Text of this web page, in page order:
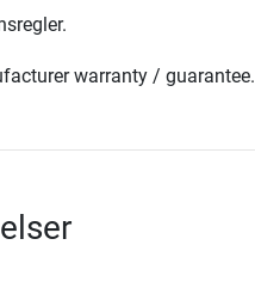
warranty / guarantee.